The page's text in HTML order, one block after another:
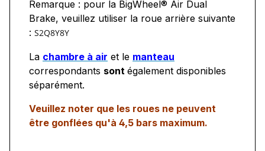
Remarque : pour la BigWheel® Air Dual
Brake, veuillez utiliser la roue arrière suivante
: S2Q8Y8Y
La chambre à air et le manteau
correspondants sont également disponibles
séparément.
Veuillez noter que les roues ne peuvent
être gonflées qu'à 4,5 bars maximum.